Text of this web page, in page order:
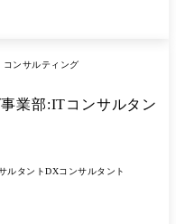
ンサルティング
業部:ITコンサルタン
ルタントDXコンサルタント